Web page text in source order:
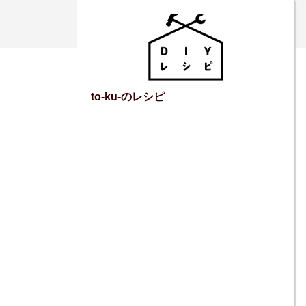
to-ku-のレシピ